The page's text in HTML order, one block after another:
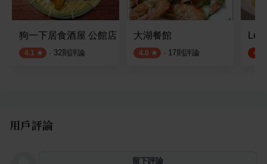
狗一下居食酒屋 公館店
4.1 · 32則評論
大湖餐館
4.0 · 17則評論 4.6
用戶評論
留下評論